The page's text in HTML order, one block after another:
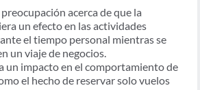
acerca de que la
un efecto en las actividades
el tiempo personal mientras se
un viaje de negocios.
un impacto en el comportamiento de
el hecho de reservar solo vuelos